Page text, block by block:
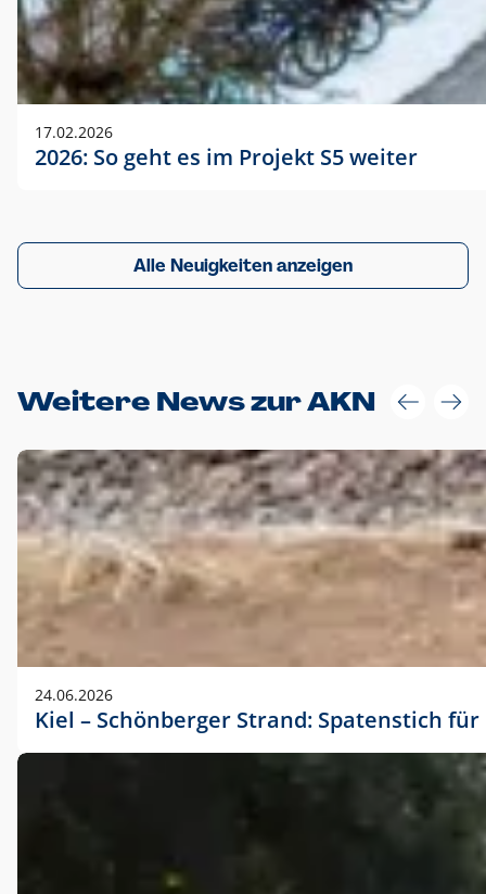
17.02.2026
2026: So geht es im Projekt S5 weiter
Alle Neuigkeiten anzeigen
Weitere News zur AKN
24.06.2026
Kiel – Schönberger Strand: Spatenstich